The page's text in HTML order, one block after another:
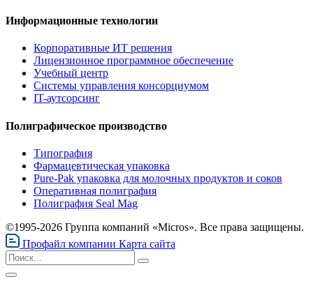
Информационные технологии
Корпоративные ИТ решения
Лицензионное программное обеспечение
Учебный центр
Системы управления консорциумом
IT-аутсорсинг
Полиграфическое производство
Типография
Фармацевтическая упаковка
Pure-Pak упаковка для молочных продуктов и соков
Оперативная полиграфия
Полиграфия Seal Mag
©1995-2026 Группа компаний «Micros». Все права защищены.
Профайл компании Карта сайта